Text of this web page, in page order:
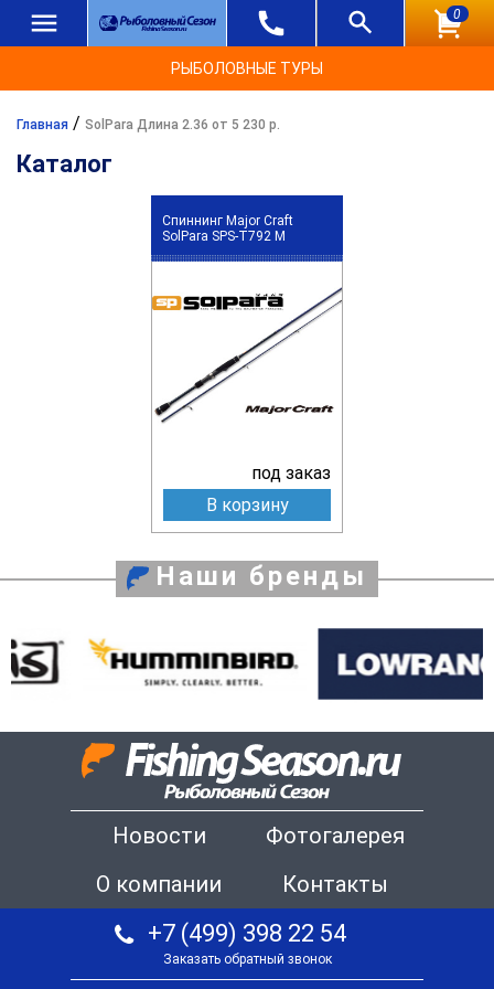
0
РЫБОЛОВНЫЕ ТУРЫ
Главная / SolPara Длина 2.36 от 5 230 р.
Каталог
Спиннинг Major Craft
SolPara SPS-T792 M
под заказ
В корзину
Наши бренды
Новости
Фотогалерея
О компании
Контакты
+7 (499) 398 22 54
Заказать обратный звонок